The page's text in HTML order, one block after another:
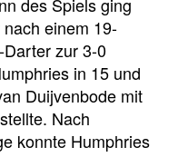
einem 19-
zur 3-0
in 15 und
Duijvenbode mit
Nach
konnte Humphries